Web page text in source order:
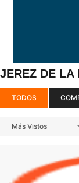
JEREZ DE LA
TODOS
Más Vistos